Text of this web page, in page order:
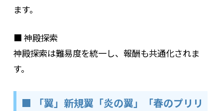
ます。
■ 神殿探索
神殿探索は難易度を統一し、報酬も共通化されま
す。
■ 「翼」新規翼「炎の翼」「春のプリリ